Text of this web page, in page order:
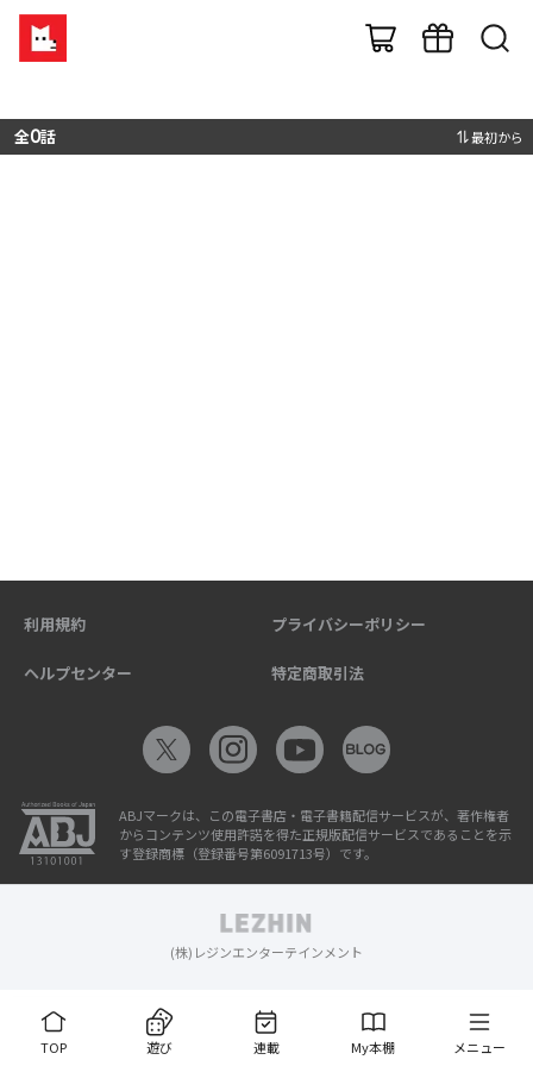
全0話 最初から
TOP 遊び 連載 My本棚 メニュー
利用規約 プライバシーポリシー
ヘルプセンター 特定商取引法
ABJマークは、この電子書店・電子書籍配信サービスが、著作権者
からコンテンツ使用許諾を得た正規版配信サービスであることを示
す登録商標（登録番号第6091713号）です。
(株)レジンエンターテインメント